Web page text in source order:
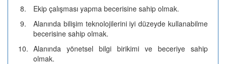
8.
Ekip çalışması yapma becerisine sahip olmak.
9.
Alanında bilişim teknolojilerini iyi düzeyde kullanabilme
becerisine sahip olmak.
10. Alanında yönetsel bilgi birikimi ve beceriye sahip
olmak.